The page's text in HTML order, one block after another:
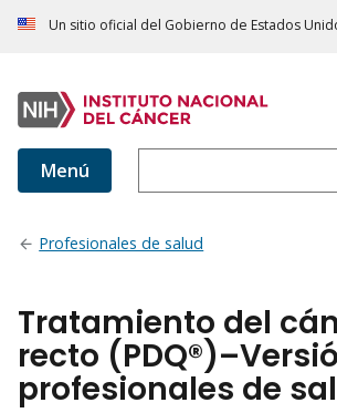
Un sitio oficial del Gobierno de Estados
Menú
Profesionales de salud
Tratamiento del
recto
profesionales de